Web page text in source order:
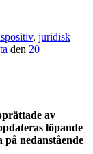
, juridisk
den 20
av
löpande
nedanstående